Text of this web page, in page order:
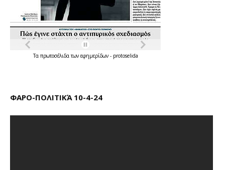
Τα πρωτοσέλιδατων εφημερίδων - protoselida
ΦΑΡΟ-ΠΟΛΙΤΙΚΆ 10-4-24